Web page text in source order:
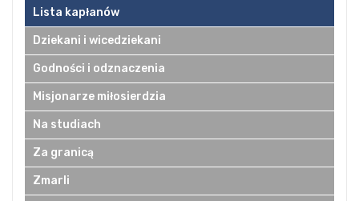
Lista kapłanów
Dziekani i wicedziekani
Godności i odznaczenia
Misjonarze miłosierdzia
Na studiach
Za granicą
Zmarli